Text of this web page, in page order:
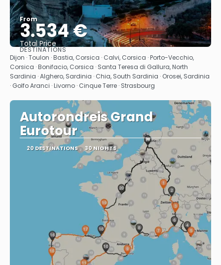
From
3.534 €
Total Price
See
DESTINATIONS
Dijon · Toulon · Bastia, Corsica · Calvi, Corsica · Porto-Vecchio,
Corsica · Bonifacio, Corsica · Santa Teresa di Gallura, North
Sardinia · Alghero, Sardinia · Chia, South Sardinia · Orosei, Sardinia
· Golfo Aranci · Livorno · Cinque Terre · Strasbourg
Autorondreis Grand
Eurotour
20 DESTINATIONS 30 NIGHTS